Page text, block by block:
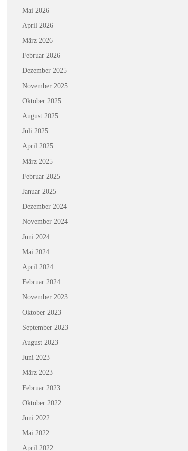
Mai 2026
April 2026
März 2026
Februar 2026
Dezember 2025
November 2025
Oktober 2025
August 2025
Juli 2025
April 2025
März 2025
Februar 2025
Januar 2025
Dezember 2024
November 2024
Juni 2024
Mai 2024
April 2024
Februar 2024
November 2023
Oktober 2023
September 2023
August 2023
Juni 2023
März 2023
Februar 2023
Oktober 2022
Juni 2022
Mai 2022
April 2022